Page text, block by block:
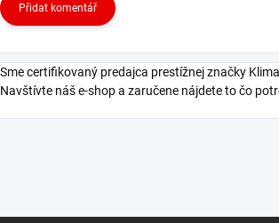
Přidat komentář
Sme certifikovaný predajca prestížnej značky
Navštívte náš e-shop a zaručene nájdete to čo